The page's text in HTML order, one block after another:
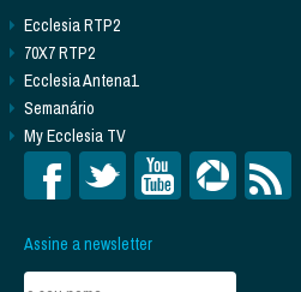
Ecclesia RTP2
70X7 RTP2
Ecclesia Antena1
Semanário
My Ecclesia TV
Assine a newsletter